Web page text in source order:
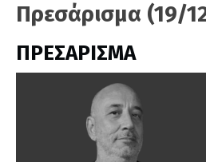
Πρεσάρισμα (19/
ΠΡΕΣΑΡΙΣΜΑ